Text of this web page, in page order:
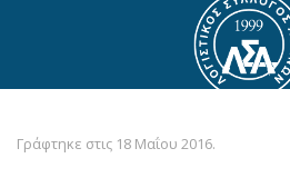
Skip to main content
Γράφτηκε στις 18 Μαΐου 2016.